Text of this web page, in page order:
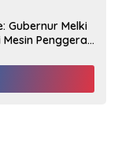
Gubernur Melki
Penggerak